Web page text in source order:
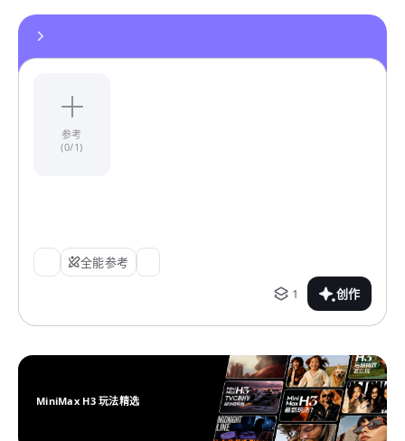
参考
(0/1)
全能参考
1
创作
MiniMax H3 玩法精选